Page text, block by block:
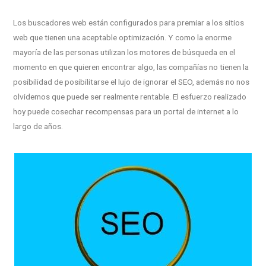
Los buscadores web están configurados para premiar a los sitios
web que tienen una aceptable optimización. Y como la enorme
mayoría de las personas utilizan los motores de búsqueda en el
momento en que quieren encontrar algo, las compañías no tienen la
posibilidad de posibilitarse el lujo de ignorar el SEO, además no nos
olvidemos que puede ser realmente rentable. El esfuerzo realizado
hoy puede cosechar recompensas para un portal de internet a lo
largo de años.